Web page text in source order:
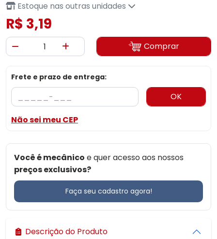
Estoque nas outras unidades
R$ 3,19
Comprar
Frete e prazo de entrega:
OK
Não sei meu CEP
Você é mecânico e quer acesso aos nossos
preços exclusivos?
Faça seu cadastro agora!
Descrição do Produto